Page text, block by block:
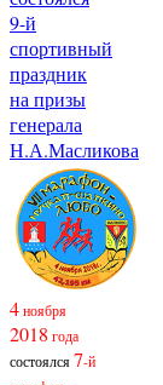
9-й
спортивный
праздник
на призы
генерала
Н.А.Масликова
4ноября
2018 года
состоялся7-й